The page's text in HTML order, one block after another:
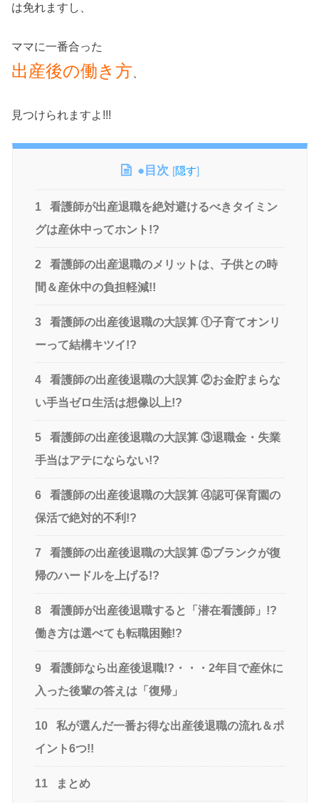
は免れますし、
ママに一番合った
出産後の働き方
見つけられますよ!!!
●目次 [隠す]
1
看護師が出産退職を絶対避けるべきタイミン
グは産休中ってホント!?
2
看護師の出産退職のメリットは、子供との時
間＆産休中の負担軽減!!
3
看護師の出産後退職の大誤算 ①子育てオンリ
ーって結構キツイ!?
4
看護師の出産後退職の大誤算 ②お金貯まらな
い手当ゼロ生活は想像以上!?
5
看護師の出産後退職の大誤算 ③退職金・失業
手当はアテにならない!?
6
看護師の出産後退職の大誤算 ④認可保育園の
保活で絶対的不利!?
7
看護師の出産後退職の大誤算 ⑤ブランクが復
帰のハードルを上げる!?
8
看護師が出産後退職すると「潜在看護師」!?
働き方は選べても転職困難!?
9
看護師なら出産後退職!?・・・2年目で産休に
入った後輩の答えは「復帰」
10
私が選んだ一番お得な出産後退職の流れ＆ポ
イント6つ!!
11 まとめ